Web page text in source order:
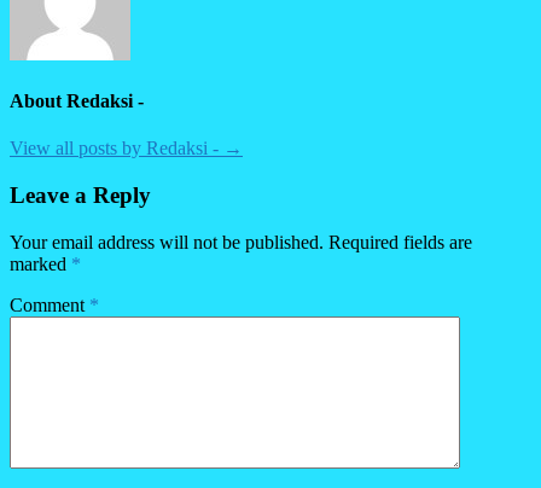
About Redaksi -
View all posts by Redaksi - →
Leave a Reply
Your email address will not be published. Required fields are
marked *
Comment *